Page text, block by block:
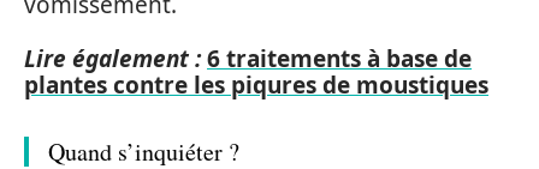
Lire également :6 traitements à base de
plantes contre les piqures de moustiques
Quand s’inquiéter ?